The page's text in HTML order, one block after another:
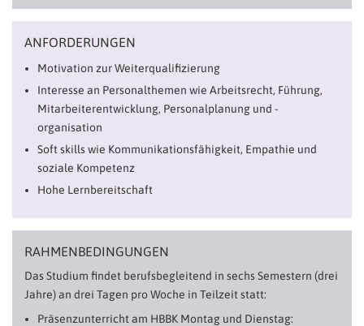
ANFORDERUNGEN
Motivation zur Weiterqualifizierung
Interesse an Personalthemen wie Arbeitsrecht, Führung,
Mitarbeiterentwicklung, Personalplanung und -
organisation
Soft skills wie Kommunikationsfähigkeit, Empathie und
soziale Kompetenz
Hohe Lernbereitschaft
RAHMENBEDINGUNGEN
Das Studium findet berufsbegleitend in sechs Semestern (drei
Jahre) an drei Tagen pro Woche in Teilzeit statt:
Präsenzunterricht am HBBK Montag und Dienstag: